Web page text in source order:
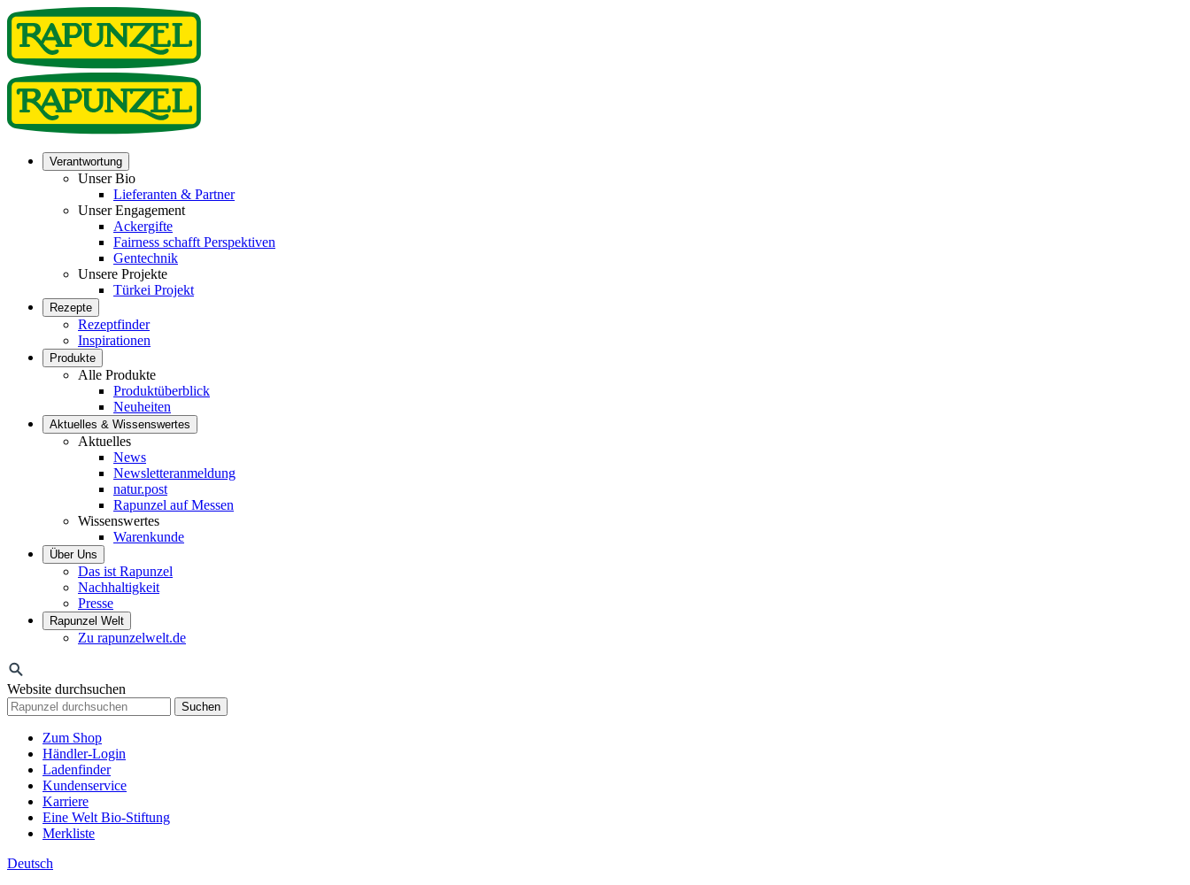
Verantwortung
Unser Bio
Lieferanten & Partner
Unser Engagement
Ackergifte
Fairness schafft Perspektiven
Gentechnik
Unsere Projekte
Türkei Projekt
Rezepte
Rezeptfinder
Inspirationen
Produkte
Alle Produkte
Produktüberblick
Neuheiten
Aktuelles & Wissenswertes
Aktuelles
News
Newsletteranmeldung
natur.post
Rapunzel auf Messen
Wissenswertes
Warenkunde
Über Uns
Das ist Rapunzel
Nachhaltigkeit
Presse
Rapunzel Welt
Zu rapunzelwelt.de
Website durchsuchen
Suchen
Zum Shop
Händler-Login
Ladenfinder
Kundenservice
Karriere
Eine Welt Bio-Stiftung
Merkliste
Deutsch